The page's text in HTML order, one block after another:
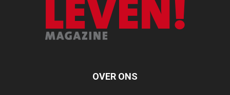
OVER ONS